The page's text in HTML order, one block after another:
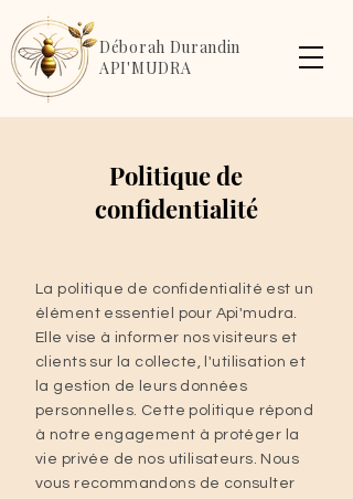
Déborah Durandin
API'MUDRA
Politique de
confidentialité
La politique de confidentialité est un
élément essentiel pour Api'mudra.
Elle vise à informer nos visiteurs et
clients sur la collecte, l'utilisation et
la gestion de leurs données
personnelles. Cette politique répond
à notre engagement à protéger la
vie privée de nos utilisateurs. Nous
vous recommandons de consulter